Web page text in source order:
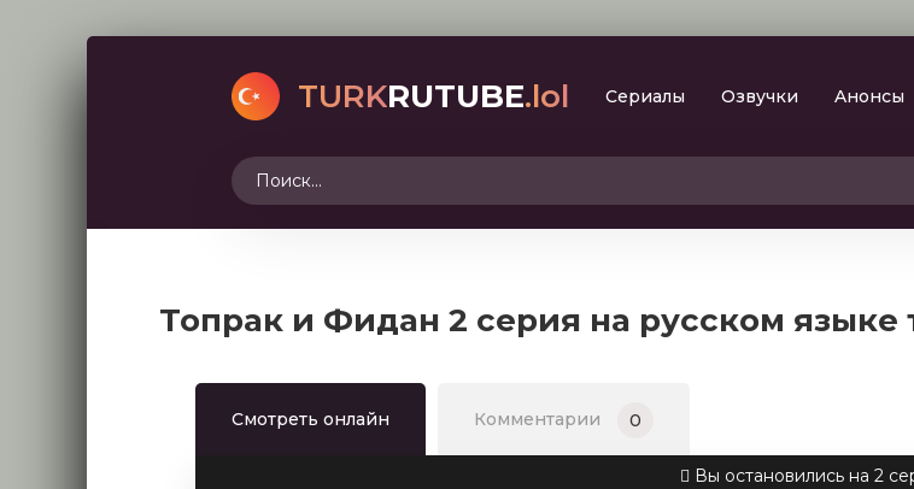
TURKRUTUBE.lol Сериалы
Детектив
Oзвучки
AveTurk
Aнoнcы
Топрак и Фидан 2 серия на русском языке
Смотреть онлайн Комментарии 0
Вы остановились на 2